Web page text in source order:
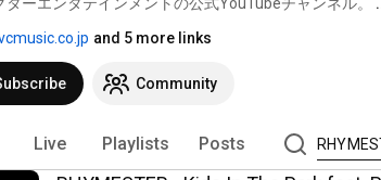
and 5 more links
Community
Live Playlists Posts